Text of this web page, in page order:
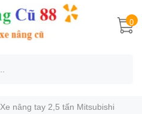
0
Xe nâng tay 2,5 tấn Mitsubishi